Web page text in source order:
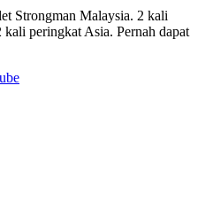
Strongman Malaysia. 2 kali
peringkat Asia. Pernah dapat